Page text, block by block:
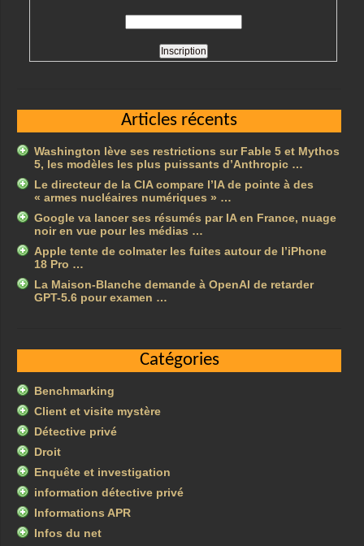
Articles récents
Washington lève ses restrictions sur Fable 5 et Mythos
5, les modèles les plus puissants d’Anthropic …
Le directeur de la CIA compare l’IA de pointe à des
« armes nucléaires numériques » …
Google va lancer ses résumés par IA en France, nuage
noir en vue pour les médias …
Apple tente de colmater les fuites autour de l’iPhone
18 Pro …
La Maison-Blanche demande à OpenAI de retarder
GPT-5.6 pour examen …
Catégories
Benchmarking
Client et visite mystère
Détective privé
Droit
Enquête et investigation
information détective privé
Informations APR
Infos du net